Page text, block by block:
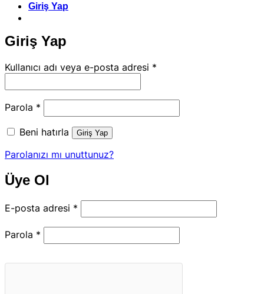
Giriş Yap
Giriş Yap
Kullanıcı adı veya e-posta adresi *
Parola *
Beni hatırla Giriş Yap
Parolanızı mı unuttunuz?
Üye Ol
E-posta adresi *
Parola *